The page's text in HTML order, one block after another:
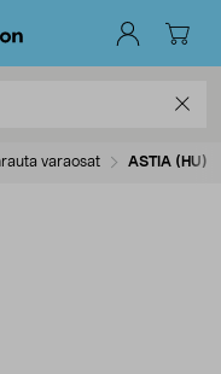
varaosat ASTIA (HU)